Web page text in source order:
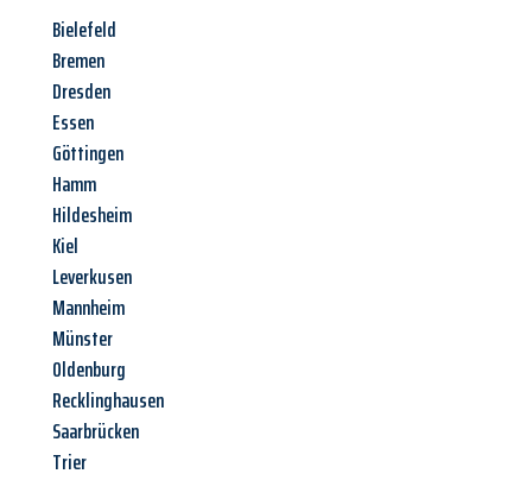
Bielefeld
Bremen
Dresden
Essen
Göttingen
Hamm
Hildesheim
Kiel
Leverkusen
Mannheim
Münster
Oldenburg
Recklinghausen
Saarbrücken
Trier